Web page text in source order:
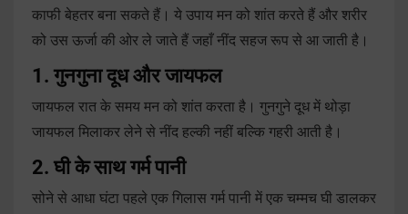
काफी बेहतर बना सकते हैं। ये उपाय मन को शांत करते हैं और शरीर
को उस ऊर्जा की ओर ले जाते हैं जहाँ नींद सहज रूप से आ जाती है।
1. गुनगुना दूध और जायफल
जायफल रात के समय मन को शांत करता है। गुनगुने दूध में थोड़ा
जायफल मिलाकर लेने से नींद हल्की नहीं बल्कि गहरी आती है।
2. घी के साथ गर्म पानी
सोने से आधा घंटा पहले एक गिलास गर्म पानी में एक चम्मच घी डालकर